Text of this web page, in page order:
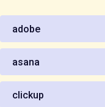
adobe
asana
clickup